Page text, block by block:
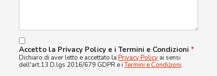
Accetto la Privacy Policy e i Termini e Condizioni *
Dichiaro di aver letto e accettato la Privacy Policy ai sensi
dell'art.13 D.lgs 2016/679 GDPR e iTermini e Condizioni.